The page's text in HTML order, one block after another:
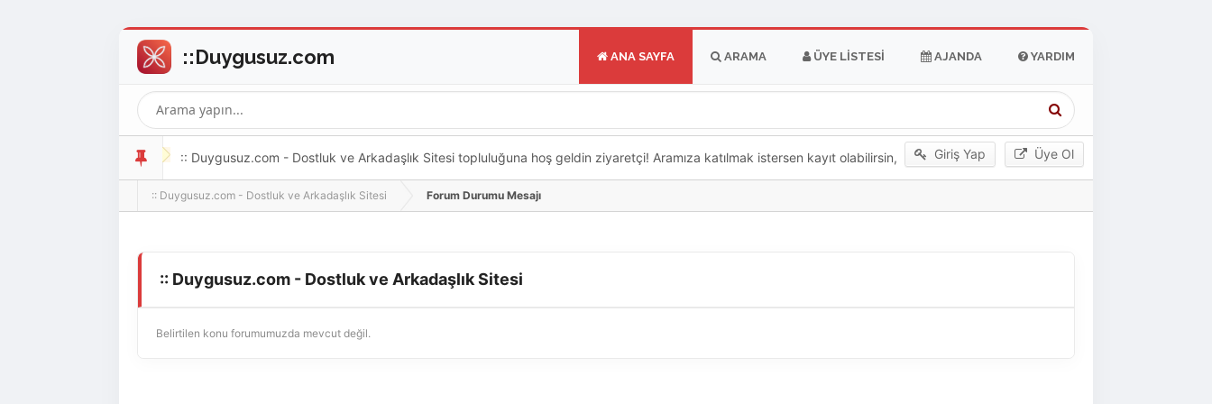
ANA SAYFA ARAMA ÜYE LISTESI AJANDA YARDIM
Giriş Yap Üye Ol
:: Duygusuz.com - Dostluk ve Arkadaşlık Sitesi topluluğuna hoş geldin ziyaretçi! Aramıza katılmak istersen kayıt olabilirsin,
oldukça kolay ve zahmetsizdir.
:: Duygusuz.com - Dostluk ve Arkadaşlık Sitesi Forum Durumu Mesajı
:: Duygusuz.com - Dostluk ve Arkadaşlık Sitesi
Belirtilen konu forumumuzda mevcut değil.